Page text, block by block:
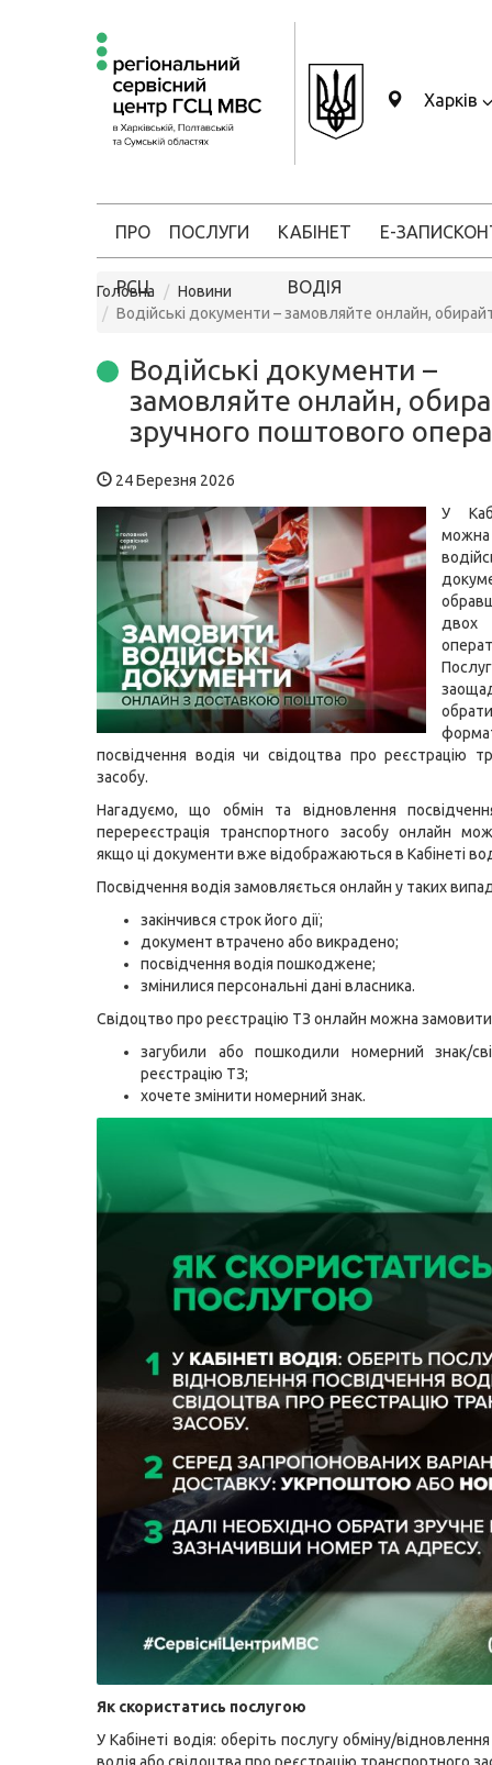
Харків
ПРО
РСЦ
ПОСЛУГИ КАБІНЕТ
ВОДІЯ
Е-ЗАПИС
Головна
Новини
Водійські документи – замовляйте онлайн,
Водійські документи –
замовляйте онлайн,
зручного поштового
24 Березня 2026
У
двох
посвідчення водія чи свідоцтва про реєстрацію
засобу.
Нагадуємо, що обмін та відновлення
перереєстрація транспортного засобу онлайн
якщо ці документи вже відображаються в Кабінеті
Посвідчення водія замовляється онлайн у таких
закінчився строк його дії;
документ втрачено або викрадено;
посвідчення водія пошкоджене;
змінилися персональні дані власника.
Свідоцтво про реєстрацію ТЗ онлайн можна
загубили або пошкодили номерний знак/
реєстрацію ТЗ;
хочете змінити номерний знак.
Як скористатись послугою
У Кабінеті водія: оберіть послугу обміну/